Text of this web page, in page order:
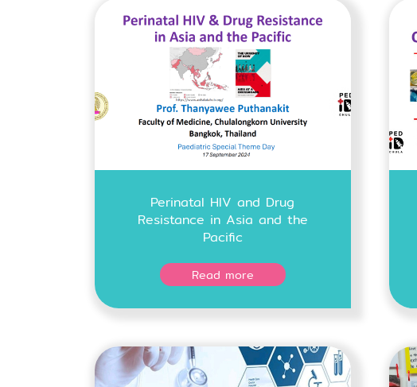
Perinatal HIV and Drug
Resistance in Asia and the
Pacific
Read more